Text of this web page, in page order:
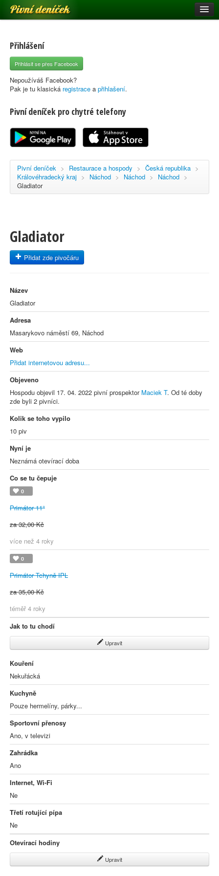
Pivní deníček
Pivní mapa
Pivní značky
Nápověda
Registrace
Přihlášení
Přihlásit se přes Facebook
Nepoužíváš Facebook?
Pak je tu klasická registrace a přihlašení.
Pivní deníček pro chytré telefony
Pivní deníček > Restaurace a hospody > Česká republika >
Královéhradecký kraj > Náchod > Náchod > Náchod >
Gladiator
Gladiator
Přidat zde pivočáru
Název
Gladiator
Adresa
Masarykovo náměstí 69, Náchod
Web
Přidat internetovou adresu...
Objeveno
Hospodu objevil 17. 04. 2022 pivní prospektor Maciek T. Od té doby
zde byli 2 pivníci.
Kolik se toho vypilo
10 piv
Nyní je
Neznámá otevírací doba
Co se tu čepuje
0
Primátor 11°
za 32,00 Kč
více než 4 roky
0
Primátor Tchyně IPL
za 35,00 Kč
téměř 4 roky
Jak to tu chodí
Upravit
Kouření
Nekuřácká
Kuchyně
Pouze hermelíny, párky...
Sportovní přenosy
Ano, v televizi
Zahrádka
Ano
Internet, Wi-Fi
Ne
Třetí rotující pípa
Ne
Otevírací hodiny
Upravit